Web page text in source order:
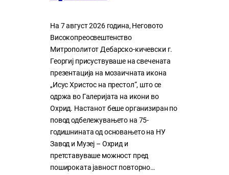
На 7 август 2026 година, Неговото
Високопреосвештенство
Митрополитот Дебарско-кичевски г.
Георгиј присуствуваше на свечената
презентација на мозаичната икона
„Исус Христос на престол“, што се
одржа во Галеријата на икони во
Охрид. Настанот беше организиран по
повод одбележувањето на 75-
годишнината од основањето на НУ
Завод и Музеј – Охрид и
претставуваше можност пред
пошироката јавност повторно…